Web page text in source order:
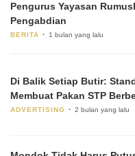
Pengurus Yayasan
Pengabdian
BERITA 1 bulan yang lalu
Di Balik Setiap Butir:
Membuat Pakan STP
ADVERTISING 2 bulan yang lalu